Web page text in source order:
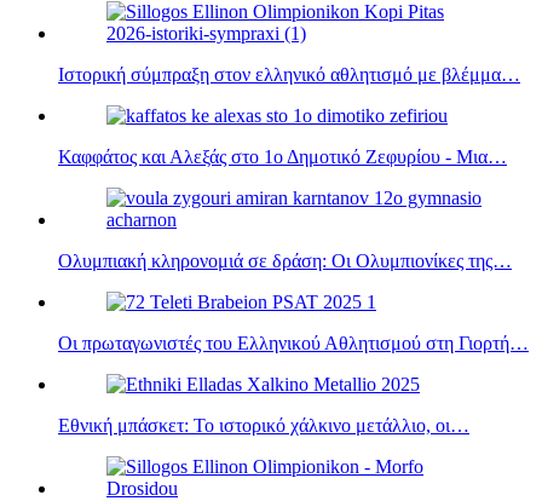
Ιστορική σύμπραξη στον ελληνικό αθλητισμό με βλέμμα…
Καφφάτος και Αλεξάς στο 1ο Δημοτικό Ζεφυρίου - Μια…
Ολυμπιακή κληρονομιά σε δράση: Οι Ολυμπιονίκες της…
Οι πρωταγωνιστές του Ελληνικού Αθλητισμού στη Γιορτή…
Εθνική μπάσκετ: Το ιστορικό χάλκινο μετάλλιο, οι…